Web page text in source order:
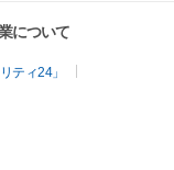
について
ティ24」